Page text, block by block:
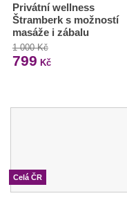
Privátní wellness
Štramberk s možností
masáže i zábalu
1 000 Kč
799 Kč
Celá ČR